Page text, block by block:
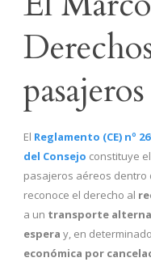
pasajeros
El Reglamento (CE) nº
del Consejo constituye
pasajeros aéreos dentro
reconoce el derecho al
a un transporte
espera y, en
económica por